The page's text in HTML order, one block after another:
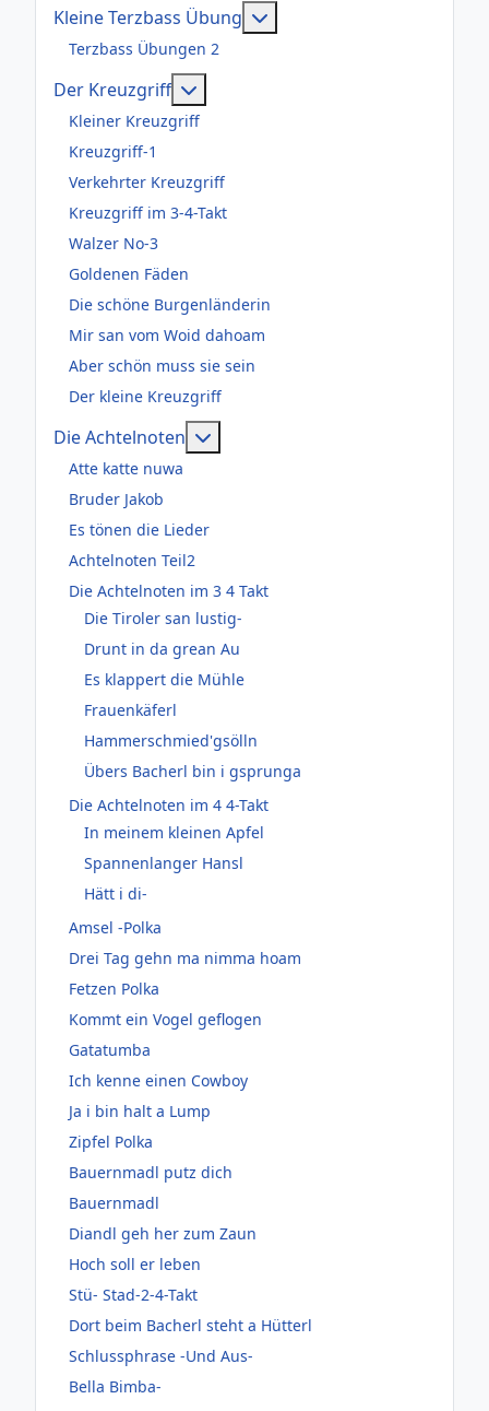
Kleine Terzbass Übung
Terzbass Übungen 2
Der Kreuzgriff
Kleiner Kreuzgriff
Kreuzgriff-1
Verkehrter Kreuzgriff
Kreuzgriff im 3-4-Takt
Walzer No-3
Goldenen Fäden
Die schöne Burgenländerin
Mir san vom Woid dahoam
Aber schön muss sie sein
Der kleine Kreuzgriff
Die Achtelnoten
Atte katte nuwa
Bruder Jakob
Es tönen die Lieder
Achtelnoten Teil2
Die Achtelnoten im 3 4 Takt
Die Tiroler san lustig-
Drunt in da grean Au
Es klappert die Mühle
Frauenkäferl
Hammerschmied'gsölln
Übers Bacherl bin i gsprunga
Die Achtelnoten im 4 4-Takt
In meinem kleinen Apfel
Spannenlanger Hansl
Hätt i di-
Amsel -Polka
Drei Tag gehn ma nimma hoam
Fetzen Polka
Kommt ein Vogel geflogen
Gatatumba
Ich kenne einen Cowboy
Ja i bin halt a Lump
Zipfel Polka
Bauernmadl putz dich
Bauernmadl
Diandl geh her zum Zaun
Hoch soll er leben
Stü- Stad-2-4-Takt
Dort beim Bacherl steht a Hütterl
Schlussphrase -Und Aus-
Bella Bimba-